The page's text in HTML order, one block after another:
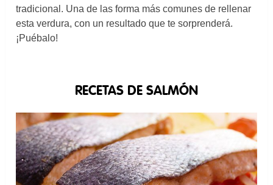
tradicional. Una de las forma más comunes de rellenar
esta verdura, con un resultado que te sorprenderá.
¡Puébalo!
RECETAS DE SALMÓN